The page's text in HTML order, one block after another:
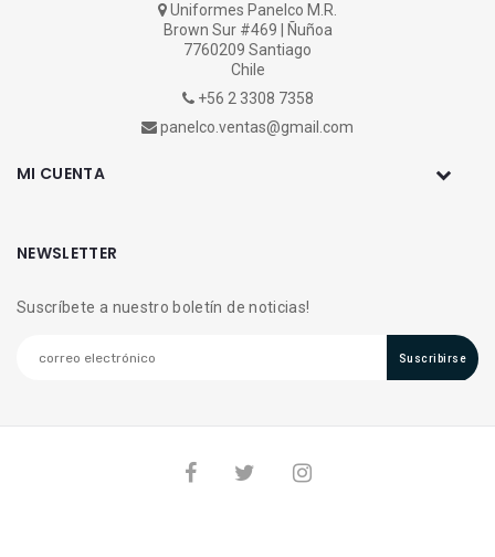
Uniformes Panelco M.R.
Brown Sur #469 | Ñuñoa
7760209 Santiago
Chile
+56 2 3308 7358
panelco.ventas@gmail.com
MI CUENTA
NEWSLETTER
Suscríbete a nuestro boletín de noticias!
Suscribirse